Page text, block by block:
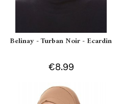
Belinay - Turban Noir - Ecardin
€8.99